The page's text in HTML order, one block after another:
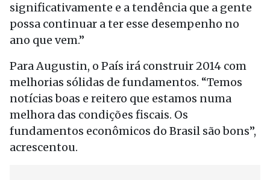
significativamente e a tendência que a gente
possa continuar a ter esse desempenho no
ano que vem.”
Para Augustin, o País irá construir 2014 com
melhorias sólidas de fundamentos. “Temos
notícias boas e reitero que estamos numa
melhora das condições fiscais. Os
fundamentos econômicos do Brasil são bons”,
acrescentou.